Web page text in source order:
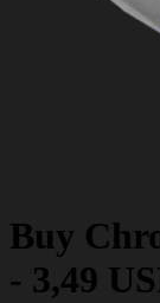
Buy
- 3,49